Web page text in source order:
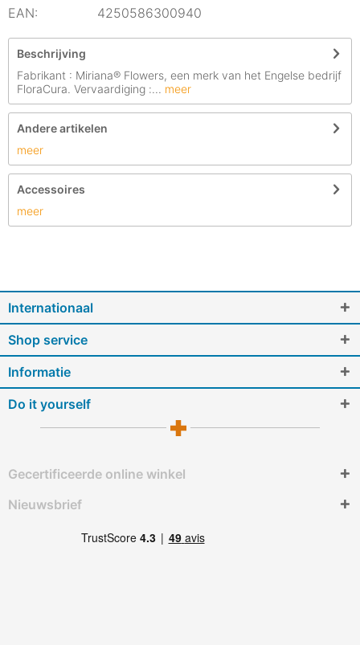
EAN:
4250586300940
Beschrijving
Fabrikant : Miriana® Flowers, een merk van het Engelse bedrijf
FloraCura. Vervaardiging :... meer
Andere artikelen
meer
Accessoires
meer
Internationaal
Shop service
Informatie
Do it yourself
Gecertificeerde online winkel
Nieuwsbrief